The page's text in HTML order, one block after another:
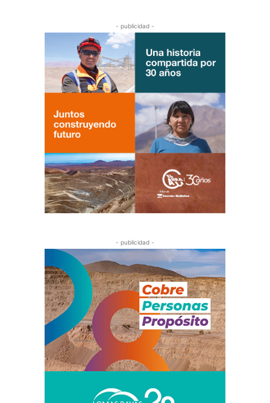
- publicidad -
- publicidad -